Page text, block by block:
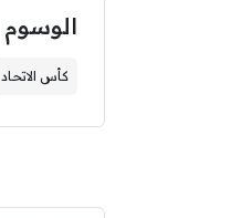
الوسوم
كأس الاتحاد